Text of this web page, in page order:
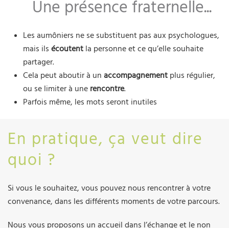
Une présence fraternelle...
Les aumôniers ne se substituent pas aux psychologues,
mais ils écoutent la personne et ce qu’elle souhaite
partager.
Cela peut aboutir à un accompagnement plus régulier,
ou se limiter à une rencontre.
Parfois même, les mots seront inutiles
En pratique, ça veut dire
quoi ?
Si vous le souhaitez, vous pouvez nous rencontrer à votre
convenance, dans les différents moments de votre parcours.
Nous vous proposons un accueil dans l’échange et le non